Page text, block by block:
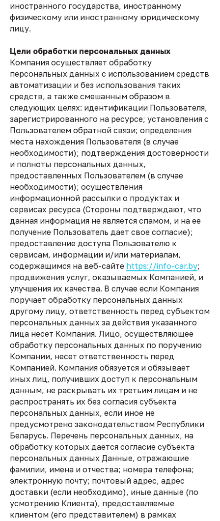
иностранного государства, иностранному
физическому или иностранному юридическому
лицу.
Цели обработки персональных данных
Компания осуществляет обработку
персональных данных с использованием средств
автоматизации и без использования таких
средств, а также смешанным образом в
следующих целях: идентификации Пользователя,
зарегистрированного на ресурсе; установления с
Пользователем обратной связи; определения
места нахождения Пользователя (в случае
необходимости); подтверждения достоверности
и полноты персональных данных,
предоставленных Пользователем (в случае
необходимости); осуществления
информационной рассылки о продуктах и
сервисах ресурса (Стороны подтверждают, что
данная информация не является спамом, и на ее
получение Пользователь дает свое согласие);
предоставление доступа Пользователю к
сервисам, информации и/или материалам,
содержащимся на веб-сайте https://info-car.by;
продвижения услуг, оказываемых Компанией, и
улучшения их качества. В случае если Компания
поручает обработку персональных данных
другому лицу, ответственность перед субъектом
персональных данных за действия указанного
лица несет Компания. Лицо, осуществляющее
обработку персональных данных по поручению
Компании, несет ответственность перед
Компанией. Компания обязуется и обязывает
иных лиц, получивших доступ к персональным
данным, не раскрывать их третьим лицам и не
распространять их без согласия субъекта
персональных данных, если иное не
предусмотрено законодательством Республики
Беларусь. Перечень персональных данных, на
обработку которых дается согласие субъекта
персональных данных Данные, отражающие
фамилии, имена и отчества; номера телефона;
электронную почту; почтовый адрес, адрес
доставки (если необходимо), иные данные (по
усмотрению Клиента), предоставляемые
клиентом (его представителем) в рамках